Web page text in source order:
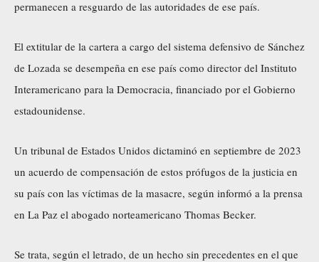
permanecen a resguardo de las autoridades de ese país.
El extitular de la cartera a cargo del sistema defensivo de Sánchez
de Lozada se desempeña en ese país como director del Instituto
Interamericano para la Democracia, financiado por el Gobierno
estadounidense.
Un tribunal de Estados Unidos dictaminó en septiembre de 2023
un acuerdo de compensación de estos prófugos de la justicia en
su país con las víctimas de la masacre, según informó a la prensa
en La Paz el abogado norteamericano Thomas Becker.
Se trata, según el letrado, de un hecho sin precedentes en el que